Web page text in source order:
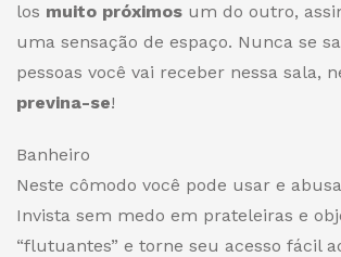
los muito próximos um do outro,
uma sensação de espaço. Nunca se
pessoas você vai receber nessa sala,
previna-se!
Banheiro
Neste cômodo você pode usar e
Invista sem medo em prateleiras e
“flutuantes” e torne seu acesso fácil